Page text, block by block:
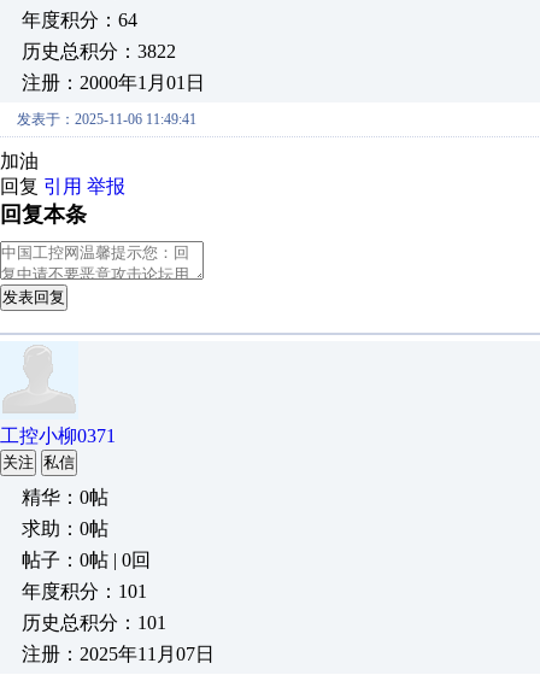
年度积分：64
历史总积分：3822
注册：2000年1月01日
发表于：2025-11-06 11:49:41
加油
回复 引用 举报
回复本条
发表回复
工控小柳0371
关注 私信
精华：0帖
求助：0帖
帖子：0帖 | 0回
年度积分：101
历史总积分：101
注册：2025年11月07日